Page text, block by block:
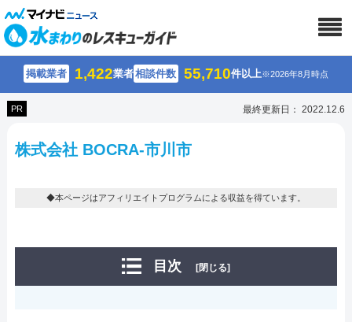
掲載業者 1,422業者相談件数 55,710件以上※2026年8月時点
PR 最終更新日： 2022.12.6
株式会社 BOCRA-市川市
◆本ページはアフィリエイトプログラムによる収益を得ています。
目次 [閉じる]